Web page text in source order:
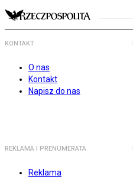
KONTAKT
O nas
Kontakt
Napisz do nas
REKLAMA I PRENUMERATA
Reklama